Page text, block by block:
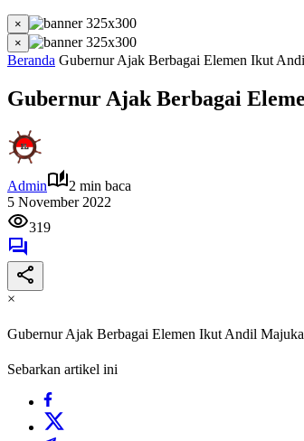
×
×
Beranda Gubernur Ajak Berbagai Elemen Ikut
Gubernur Ajak Berbagai
Admin
2 min baca
5 November 2022
319
×
Gubernur Ajak Berbagai Elemen Ikut Andil
Sebarkan artikel ini